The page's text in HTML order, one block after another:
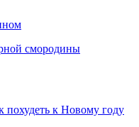
смородины
похудеть к Новому году